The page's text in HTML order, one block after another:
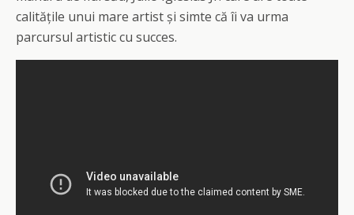
calitățile unui mare artist și simte că îi va urma
parcursul artistic cu succes.